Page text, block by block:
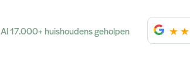
Al 17.000+ huishoudens geholpen ★ ★